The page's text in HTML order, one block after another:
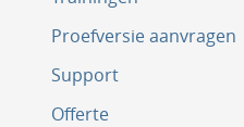
Proefversie aanvragen
Support
Offerte